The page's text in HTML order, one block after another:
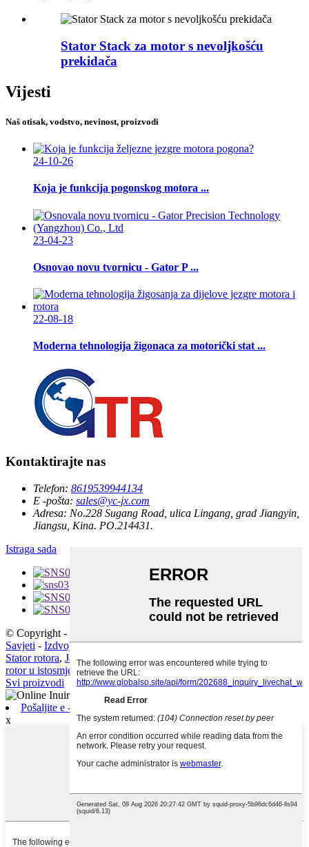
Stator Stack za motor s nevoljkošću
prekidača
Vijesti
Naš otisak, vodstvo, nevinost, proizvodi
24-10-26
Koja je funkcija pogonskog motora ...
23-04-23
Osnovao novu tvornicu - Gator P ...
22-08-18
Moderna tehnologija žigonaca za motorički stat ...
Kontaktirajte nas
Telefon: 8619539944134
E -pošta: sales@yc-jx.com
Adresa: No.228 Sugang Road, ulica Lingang, grad Jiangyin,
Jiangsu, Kina. PO.214431.
Istraga sada
© Copyright - 2010-2021: Sva prava pridržana.
Savjeti - Izdvojeni proizvodi-Sitemap-Mobilno mjesto
Stator rotora, Jezgra rotora generatora Stator statora rotora ,
rotor u istosmjernoj motoru,Stator Stator Stiskanje Dužina statora
Svi proizvodi
Pošaljite e -poštu
x